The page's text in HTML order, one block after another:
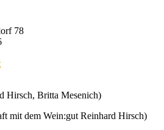
78
Hirsch, Britta Mesenich)
mit dem Wein:gut Reinhard Hirsch)